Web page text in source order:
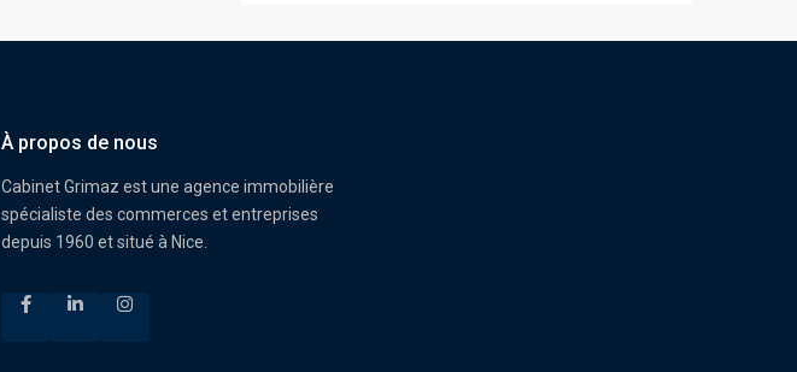
À propos de nous
Cabinet Grimaz est une agence immobilière
spécialiste des commerces et entreprises
depuis 1960 et situé à Nice.